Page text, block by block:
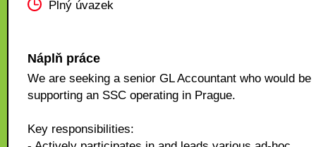
Plný úvazek
Náplň práce
We are seeking a senior GL Accountant who would be
supporting an SSC operating in Prague.
Key responsibilities: